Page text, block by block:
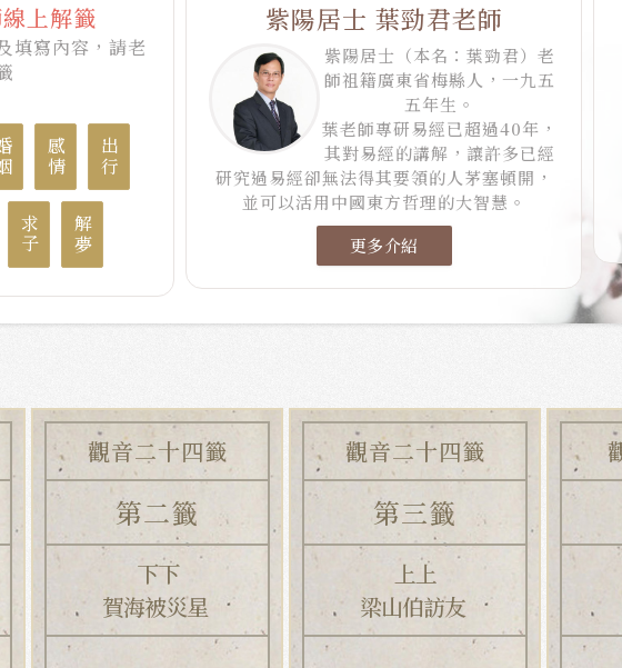
上解籤
填寫內容，請老
感情
出行
求子 解夢
紫陽居士 葉勁君老師
紫陽居士（本名：葉勁君）老
師祖籍廣東省梅縣人，一九五
五年生。
葉老師專研易經已超過40年，
其對易經的講解，讓許多已經
研究過易經卻無法得其要領的人茅塞頓開，
並可以活用中國東方哲理的大智慧。
更多介紹
觀音二十四籤
第二籤
下下
賀海被災星
觀音二十四籤
第三籤
上上
梁山伯訪友